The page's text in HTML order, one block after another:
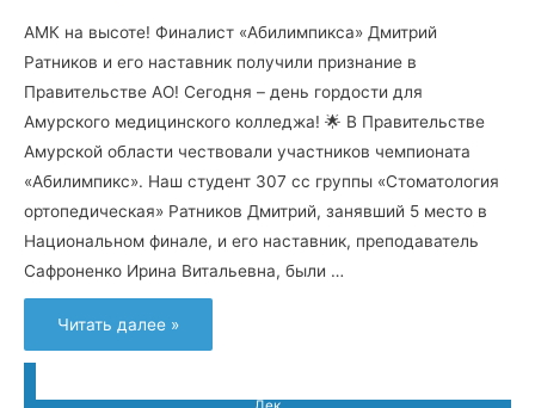
АМК на высоте! Финалист «Абилимпикса» Дмитрий
Ратников и его наставник получили признание в
Правительстве АО! Сегодня – день гордости для
Амурского медицинского колледжа! 🌟 В Правительстве
Амурской области чествовали участников чемпионата
«Абилимпикс». Наш студент 307 сс группы «Стоматология
ортопедическая» Ратников Дмитрий, занявший 5 место в
Национальном финале, и его наставник, преподаватель
Сафроненко Ирина Витальевна, были …
Финалист
«Абилимпикса»
Дмитрий
Читать далее »